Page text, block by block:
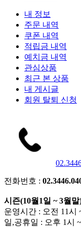
내 정보
주문 내역
쿠폰 내역
적립금 내역
예치금 내역
관심상품
최근 본 상품
내 게시글
회원 탈퇴 신청
전화번호 :
시즌(10월1일 ~ 3월말
운영시간 : 오전 11시
일,공휴일 : 오후 1시